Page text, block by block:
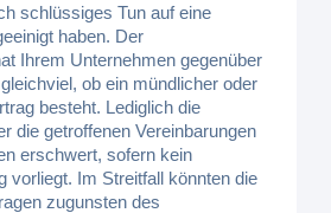
schlüssiges Tun auf eine
haben. Der
Ihrem Unternehmen gegenüber
ob ein mündlicher oder
besteht. Lediglich die
die getroffenen Vereinbarungen
erschwert, sofern kein
vorliegt. Im Streitfall könnten die
zugunsten des